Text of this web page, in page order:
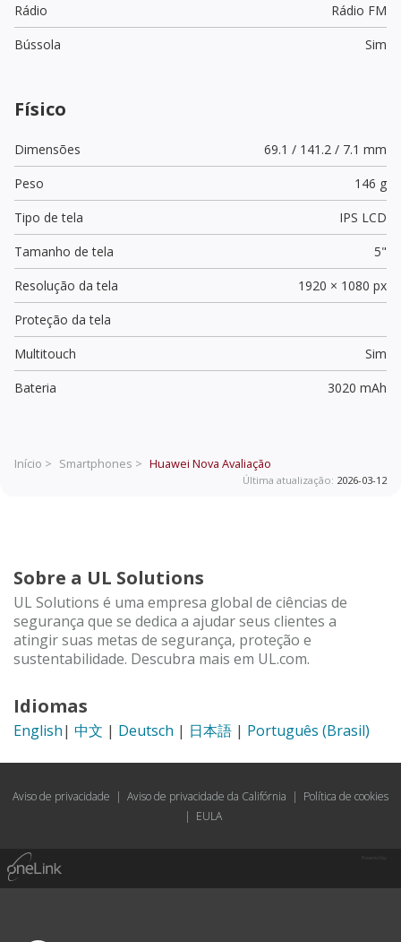
Rádio
Rádio FM
Bússola
Sim
Físico
Dimensões
69.1 / 141.2 / 7.1 mm
Peso
146 g
Tipo de tela
IPS LCD
Tamanho de tela
5"
Resolução da tela
1920 × 1080 px
Proteção da tela
Multitouch
Sim
Bateria
3020 mAh
Início > Smartphones > Huawei Nova Avaliação
Última atualização: 2026-03-12
Sobre a UL Solutions
UL Solutions é uma empresa global de ciências de
segurança que se dedica a ajudar seus clientes a
atingir suas metas de segurança, proteção e
sustentabilidade. Descubra mais em UL.com.
Idiomas
English| 中文 | Deutsch | 日本語 | Português (Brasil)
Aviso de privacidade | Aviso de privacidade da Califórnia | Política de cookies
| EULA